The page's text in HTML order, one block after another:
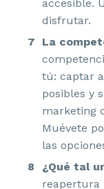
accesible.
disfrutar.
La
tú: captar
posibles y
marketing
Muévete
las
¿Qué tal
reapertura